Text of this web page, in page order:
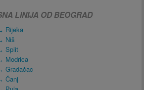
LINIJA OD BEOGRAD
Rijeka
Niš
Split
Modrica
Gradačac
Čanj